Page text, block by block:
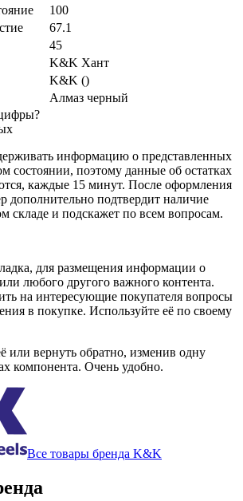
100
67.1
45
K&K Хант
K&K ()
Алмаз черный
информацию о представленных
состоянии, поэтому данные об остатках
каждые 15 минут. После оформления
дополнительно подтвердит наличие
складе и подскажет по всем вопросам.
для размещения информации о
любого другого важного контента.
на интересующие покупателя вопросы
в покупке. Используйте её по своему
или вернуть обратно, изменив одну
компонента. Очень удобно.
Все товары бренда K&K